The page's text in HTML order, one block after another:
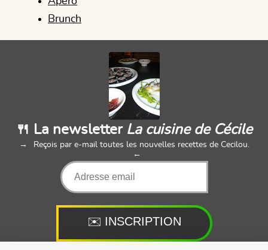
Brunch
🍴 La newsletter La cuisine de Cécile
Reçois par e-mail toutes les nouvelles recettes de Cecilou.